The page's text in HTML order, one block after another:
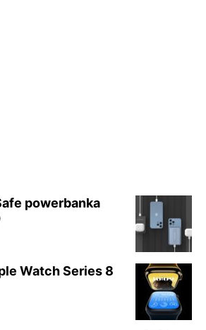
powerbanka
Watch Series 8